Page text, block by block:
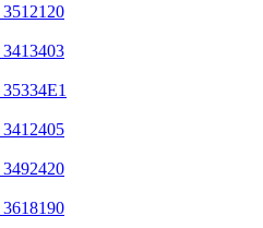
3512120
3413403
35334E1
3412405
3492420
3618190